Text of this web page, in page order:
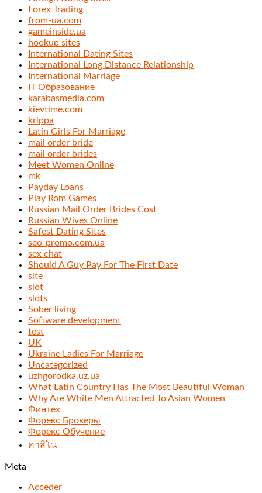
Forex Trading
from-ua.com
gameinside.ua
hookup sites
International Dating Sites
International Long Distance Relationship
International Marriage
IT Образование
karabasmedia.com
kievtime.com
krippa
Latin Girls For Marriage
mail order bride
mail order brides
Meet Women Online
mk
Payday Loans
Play Rom Games
Russian Mail Order Brides Cost
Russian Wives Online
Safest Dating Sites
seo-promo.com.ua
sex chat
Should A Guy Pay For The First Date
site
slot
slots
Sober living
Software development
test
UK
Ukraine Ladies For Marriage
Uncategorized
uzhgorodka.uz.ua
What Latin Country Has The Most Beautiful Woman
Why Are White Men Attracted To Asian Women
Финтех
Форекс Брокеры
Форекс Обучение
คาสิโน
Meta
Acceder